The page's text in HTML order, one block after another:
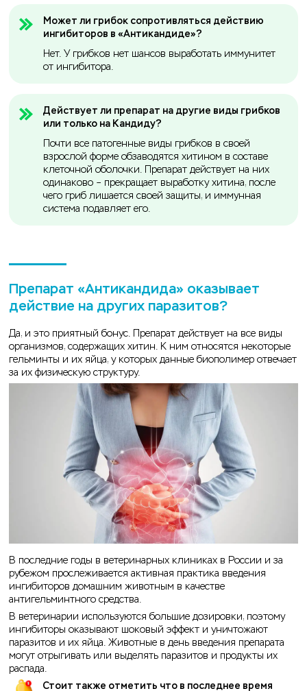
Может ли грибок сопротивляться действию
ингибиторов в «Антикандиде»?
Нет. У грибков нет шансов выработать иммунитет
от ингибитора.
Действует ли препарат на другие виды грибков
или только на Кандиду?
Почти все патогенные виды грибков в своей
взрослой форме обзаводятся хитином в составе
клеточной оболочки. Препарат действует на них
одинаково – прекращает выработку хитина, после
чего гриб лишается своей защиты, и иммунная
система подавляет его.
Препарат «Антикандида» оказывает
действие на других паразитов?
Да, и это приятный бонус. Препарат действует на все виды
организмов, содержащих хитин. К ним относятся некоторые
гельминты и их яйца, у которых данные биополимер отвечает
за их физическую структуру.
В последние годы в ветеринарных клиниках в России и за
рубежом прослеживается активная практика введения
ингибиторов домашним животным в качестве
антигельминтного средства.
В ветеринарии используются большие дозировки, поэтому
ингибиторы оказывают шоковый эффект и уничтожают
паразитов и их яйца. Животные в день введения препарата
могут отрыгивать или выделять паразитов и продукты их
распада.
Стоит также отметить что в последнее время